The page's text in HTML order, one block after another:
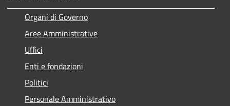
Organi di Governo
Aree Amministrative
Uffici
Enti e fondazioni
Politici
Personale Amministrativo